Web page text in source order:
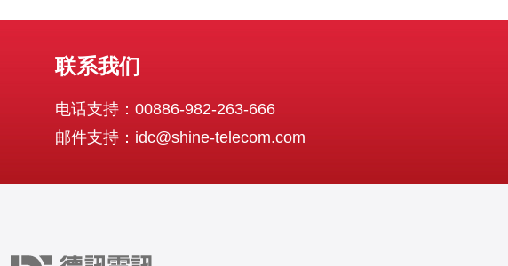
联系我们
电话支持：00886-982-263-666
邮件支持：idc@shine-telecom.com